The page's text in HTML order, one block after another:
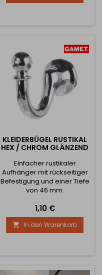
KLEIDERBÜGEL RUSTIKAL
HEX / CHROM GLÄNZEND
Einfacher rustikaler
Aufhänger mit rückseitiger
Befestigung und einer Tiefe
von 46 mm.
Preis
1,10 €
 In den Warenkorb